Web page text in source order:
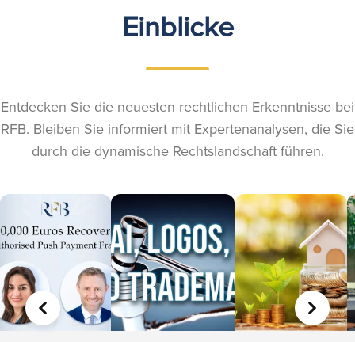
Einblicke
Entdecken Sie die neuesten rechtlichen Erkenntnisse bei
RFB. Bleiben Sie informiert mit Expertenanalysen, die Sie
durch die dynamische Rechtslandschaft führen.
VORHERIGE WEITER